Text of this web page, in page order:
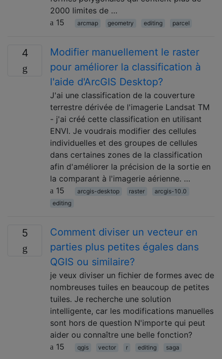
2000 limites de …
15
arcmap geometry editing parcel
4
Modifier manuellement le raster
pour améliorer la classification à
l'aide d'ArcGIS Desktop?
J'ai une classification de la couverture
terrestre dérivée de l'imagerie Landsat TM
- j'ai créé cette classification en utilisant
ENVI. Je voudrais modifier des cellules
individuelles et des groupes de cellules
dans certaines zones de la classification
afin d'améliorer la précision de la sortie en
la comparant à l'imagerie aérienne. …
15
arcgis-desktop raster
arcgis-10.0
editing
5
Comment diviser un vecteur en
parties plus petites égales dans
QGIS ou similaire?
je veux diviser un fichier de formes avec de
nombreuses tuiles en beaucoup de petites
tuiles. Je recherche une solution
intelligente, car les modifications manuelles
sont hors de question N'importe qui peut
aider ou connaître une belle fonction?
15
qgis vector r editing saga